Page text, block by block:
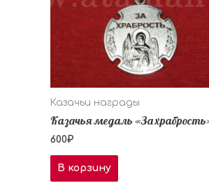
Казачьи награды
Казачья медаль «За
600₽
В корзину